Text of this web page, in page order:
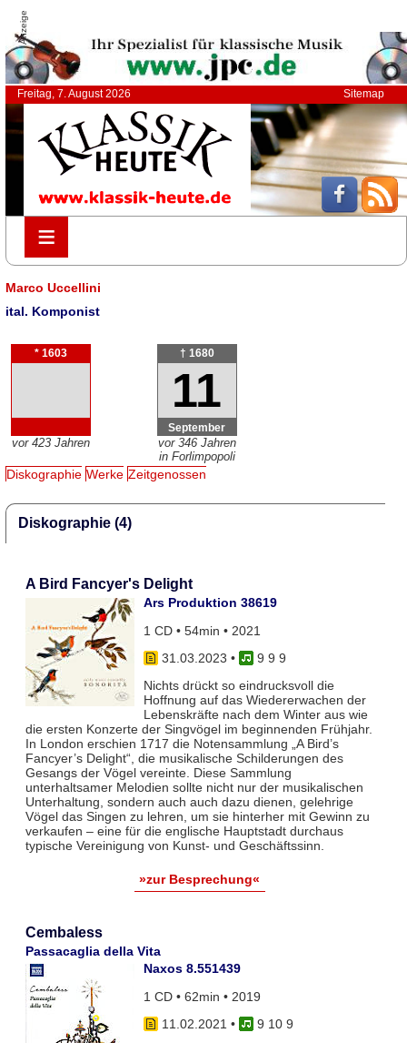
Anzeige
Freitag, 7. August 2026 Sitemap
≡
≡
Marco Uccellini
ital. Komponist
* 1603
vor 423 Jahren
† 1680
11
September
vor 346 Jahren
in Forlimpopoli
Diskographie Werke Zeitgenossen
Diskographie (4)
A Bird Fancyer's Delight
Ars Produktion 38619
1 CD • 54min • 2021
31.03.2023 •
9 9 9
Nichts drückt so eindrucksvoll die
Hoffnung auf das Wiedererwachen der
Lebenskräfte nach dem Winter aus wie
die ersten Konzerte der Singvögel im beginnenden Frühjahr.
In London erschien 1717 die Notensammlung „A Bird’s
Fancyer’s Delight“, die musikalische Schilderungen des
Gesangs der Vögel vereinte. Diese Sammlung
unterhaltsamer Melodien sollte nicht nur der musikalischen
Unterhaltung, sondern auch auch dazu dienen, gelehrige
Vögel das Singen zu lehren, um sie hinterher mit Gewinn zu
verkaufen – eine für die englische Hauptstadt durchaus
typische Vereinigung von Kunst- und Geschäftssinn.
»zur Besprechung«
Cembaless
Passacaglia della Vita
Naxos 8.551439
1 CD • 62min • 2019
11.02.2021 •
9 10 9